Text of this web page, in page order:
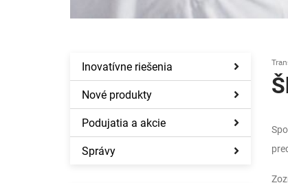
Inovatívne riešenia
Nové produkty
Podujatia a akcie
Správy